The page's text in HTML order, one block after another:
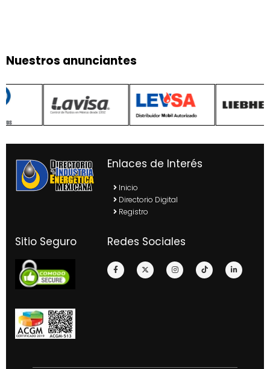
Nuestros anunciantes
Enlaces de Interés
Inicio
Directorio Digital
Registro
Sitio Seguro Redes Sociales